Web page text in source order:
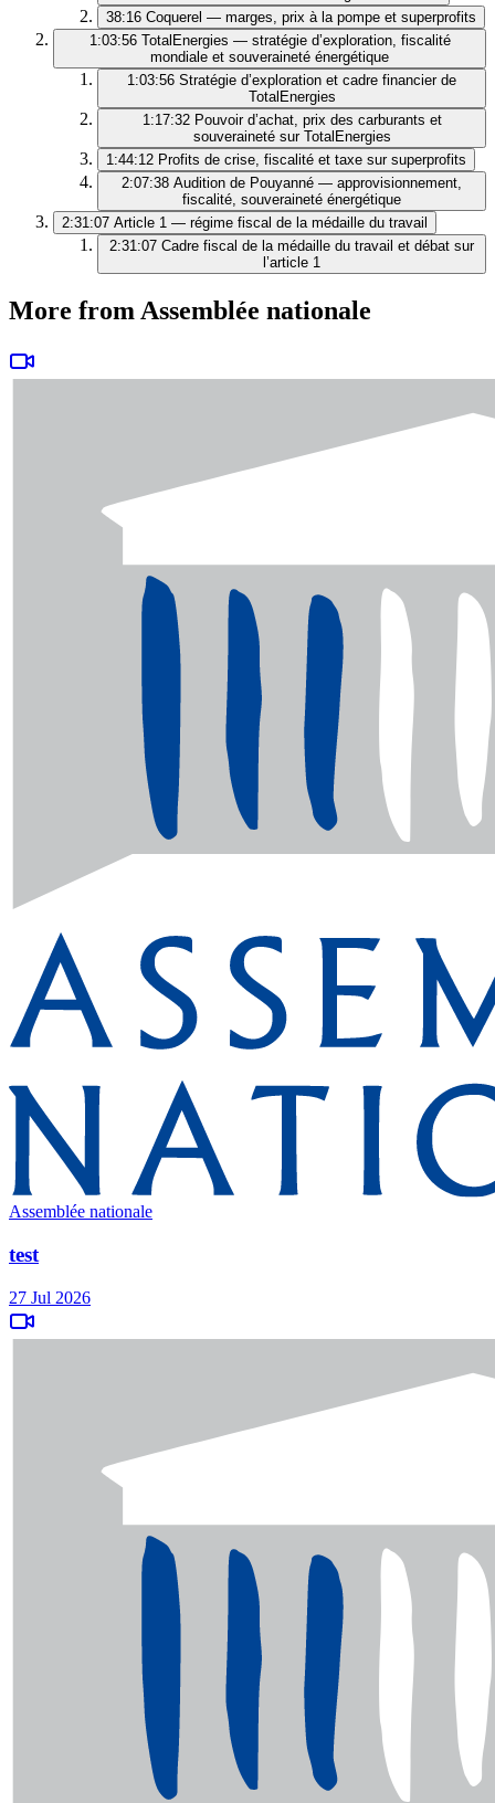
38:16 Coquerel — marges, prix à la pompe et superprofits
1:03:56 TotalEnergies — stratégie d’exploration, fiscalité
mondiale et souveraineté énergétique
1:03:56 Stratégie d’exploration et cadre financier de
TotalEnergies
1:17:32 Pouvoir d’achat, prix des carburants et
souveraineté sur TotalEnergies
1:44:12 Profits de crise, fiscalité et taxe sur superprofits
2:07:38 Audition de Pouyanné — approvisionnement,
fiscalité, souveraineté énergétique
2:31:07 Article 1 — régime fiscal de la médaille du travail
2:31:07 Cadre fiscal de la médaille du travail et débat sur
l’article 1
More from Assemblée nationale
Assemblée nationale
test
27 Jul 2026